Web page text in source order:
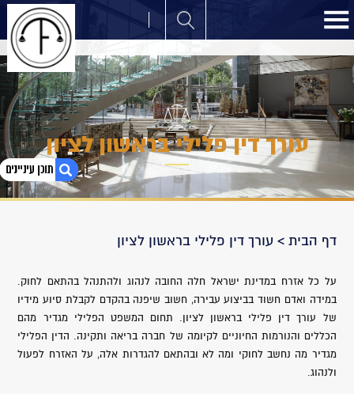
2. החשיבות בקבלת ייצוג משפטי הולם על ידי עורך דין
3. החשיבות בבחירת עורך דין פלילי בראשון לציון
4. עורך דין פלילי בראשון לציון – בניית אסטרטגיה מול
עורך דין פלילי בראשון לציון
דף הבית > עורך דין פלילי בראשון לציון
על כל אזרח במדינת ישראל חלה החובה לנהוג ולהתנהל בהתאם לחוק.
במידה ואדם חשוד בביצוע עבירה, חשוב שיפנה בהקדם לקבלת סיוע מידיו
של עורך דין פלילי בראשון לציון. תחום המשפט הפלילי מגדיר מהם
הכללים והנורמות החיוניים לקיומה של חברה בריאה ותקינה. הדין הפלילי
מגדיר מה נחשב לחוקי ומה לא ובהתאם להגדרות אלה, על האזרח לפעול
ולנהוג.